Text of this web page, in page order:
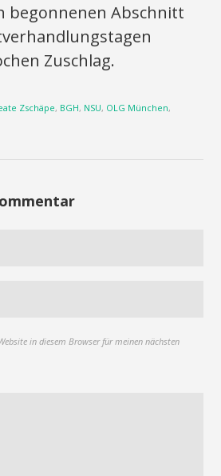
begonnenen Abschnitt
Zuschlag.
Zschäpe, BGH, NSU, OLG München,
in diesem Browser für meinen nächsten